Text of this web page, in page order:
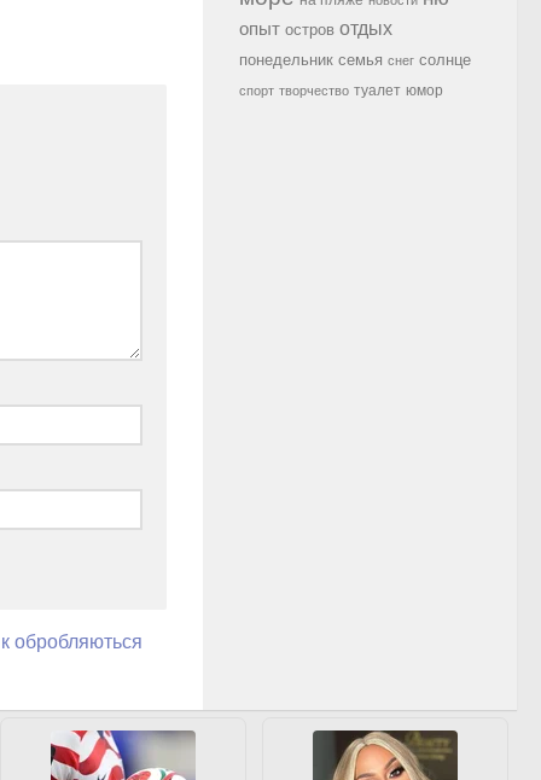
обробляються
опыт остров отдых
понедельник семья снег солнце
спорт творчество туалет юмор